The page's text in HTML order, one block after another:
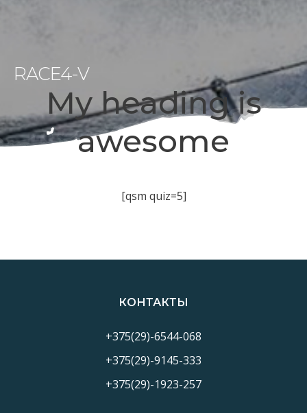
RACE4-V
My heading is
awesome
[qsm quiz=5]
КОНТАКТЫ
+375(29)-6544-068
+375(29)-9145-333
+375(29)-1923-257